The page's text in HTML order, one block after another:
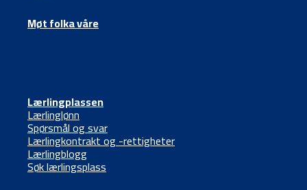
Møt folka våre
Lærlingplassen
Lærlinglønn
Spørsmål og svar
Lærlingkontrakt og -rettigheter
Lærlingblogg
Søk lærlingsplass